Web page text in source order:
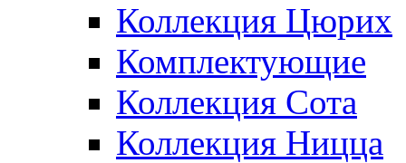
Коллекция Цюрих
Комплектующие
Коллекция Сота
Коллекция Ницца